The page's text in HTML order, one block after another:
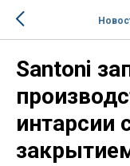
Santoni
интарсии